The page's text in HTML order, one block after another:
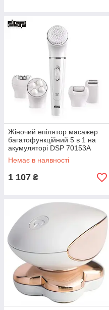
Жіночий епілятор масажер
багатофункційний 5 в 1 на
акумуляторі DSP 70153A
Білий
Немає в наявності
1 107 ₴